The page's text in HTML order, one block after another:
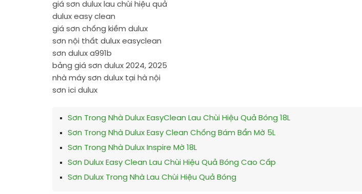
giá sơn dulux lau chùi hiệu quả
dulux easy clean
giá sơn chống kiềm dulux
sơn nội thất dulux easyclean
sơn dulux a991b
bảng giá sơn dulux 2024, 2025
nhà máy sơn dulux tại hà nội
sơn ici dulux
Sơn Trong Nhà Dulux EasyClean Lau Chùi Hiệu Quả Bóng 18L
Sơn Trong Nhà Dulux Easy Clean Chống Bám Bẩn Mờ 5L
Sơn Trong Nhà Dulux Inspire Mờ 18L
Sơn Dulux Easy Clean Lau Chùi Hiệu Quả Bóng Cao Cấp
Sơn Dulux Trong Nhà Lau Chùi Hiệu Quả Bóng